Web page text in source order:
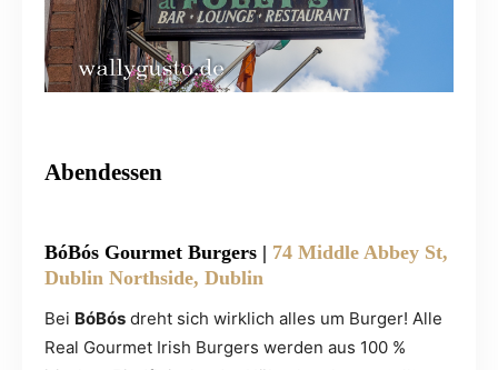
Abendessen
BóBós Gourmet Burgers | 74 Middle Abbey St,
Dublin Northside, Dublin
Bei BóBós dreht sich wirklich alles um Burger! Alle
Real Gourmet Irish Burgers werden aus 100 %